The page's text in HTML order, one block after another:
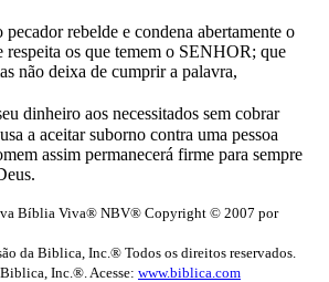
pecador rebelde e condena abertamente o
respeita os que temem o SENHOR; que
não deixa de cumprir a palavra,
dinheiro aos necessitados sem cobrar
a aceitar suborno contra uma pessoa
assim permanecerá firme para sempre
Bíblia Viva® NBV® Copyright © 2007 por
da Biblica, Inc.® Todos os direitos reservados.
Inc.®. Acesse: www.biblica.com